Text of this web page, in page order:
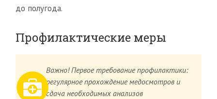
до полугода.
Профилактические меры
Важно! Первое требование профилактики:
регулярное прохождение медосмотров и
сдача необходимых анализов